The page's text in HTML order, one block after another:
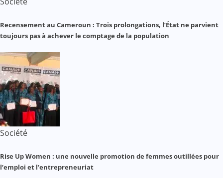
Recensement au Cameroun : Trois prolongations, l’État ne parvient
toujours pas à achever le comptage de la population
Société
Rise Up Women : une nouvelle promotion de femmes outillées pour
l’emploi et l’entrepreneuriat